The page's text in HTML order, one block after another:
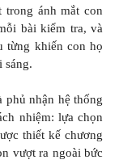
ánh mắt con
bài kiểm tra, và
từng khiến con họ
sáng.
phủ nhận hệ thống
nhiệm: lựa chọn
thiết kế chương
vượt ra ngoài bức